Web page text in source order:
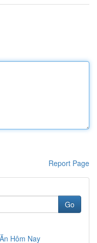
Report Page
Go
Hôm Nay